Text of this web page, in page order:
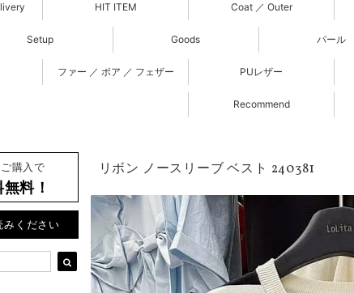
HIT ITEM Coat ／ Outer
Setup Goods パール
ファー ／ ボア ／ フェザー PUレザー
Recommend
購入で
料！
みください
リボン ノースリーブ ベスト 240381